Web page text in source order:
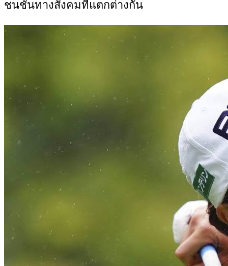
ชนชั้นทางสังคมที่แตกต่างกัน